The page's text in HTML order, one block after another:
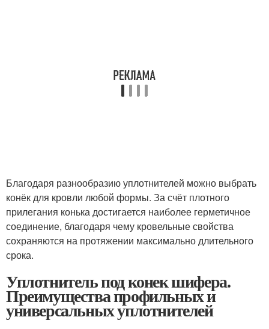
Благодаря разнообразию уплотнителей можно выбрать
конёк для кровли любой формы. За счёт плотного
прилегания конька достигается наиболее герметичное
соединение, благодаря чему кровельные свойства
сохраняются на протяжении максимально длительного
срока.
Уплотнитель под конек шифера.
Преимущества профильных и
универсальных уплотнителей